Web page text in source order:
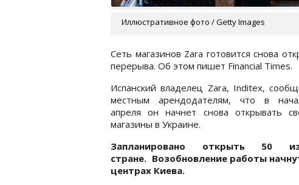
Иллюстративное фото / Getty Images
Сеть магазинов Zara готовится снова
перерыва. Об этом пишет Financial Times.
Испанский владелец Zara, Inditex,
местным арендодателям, что в
апреля он начнет снова открывать
магазины в Украине.
Запланировано открыть
стране. Возобновление работы
центрах Киева.